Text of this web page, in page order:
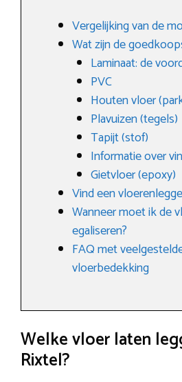
Vergelijking van de
Wat zijn de
Laminaat: de
PVC
Houten vloer
Plavuizen (tegels)
Tapijt (stof)
Informatie over
Gietvloer (epoxy)
Vind een
Wanneer moet ik de
egaliseren?
FAQ met
vloerbedekking
Welke vloer laten
Rixtel?